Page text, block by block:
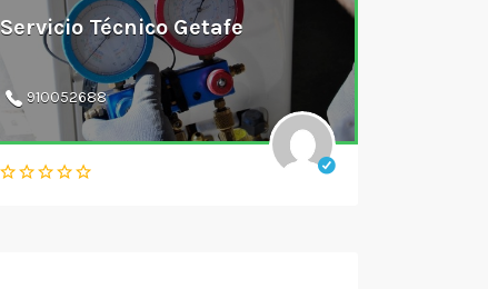
Servicio Técnico Getafe
910052688